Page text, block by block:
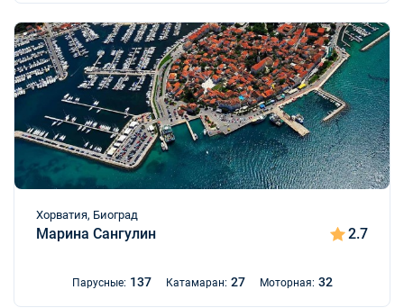
Хорватия, Биоград
Марина Сангулин 2.7
Парусные: 137 Катамаран: 27 Моторная: 32